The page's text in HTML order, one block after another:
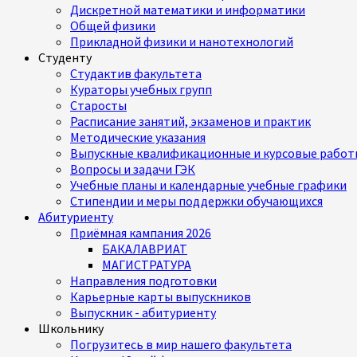
Дискретной математики и информатики
Общей физики
Прикладной физики и нанотехнологий
Студенту
Студактив факультета
Кураторы учебных групп
Старосты
Расписание занятий, экзаменов и практик
Методические указания
Выпускные квалификационные и курсовые
Вопросы и задачи ГЭК
Учебные планы и календарные учебные графики
Стипендии и меры поддержки обучающихся
Абитуриенту
Приёмная кампания 2026
БАКАЛАВРИАТ
МАГИСТРАТУРА
Направления подготовки
Карьерные карты выпускников
Выпускник - абитуриенту
Школьнику
Погрузитесь в мир нашего факультета